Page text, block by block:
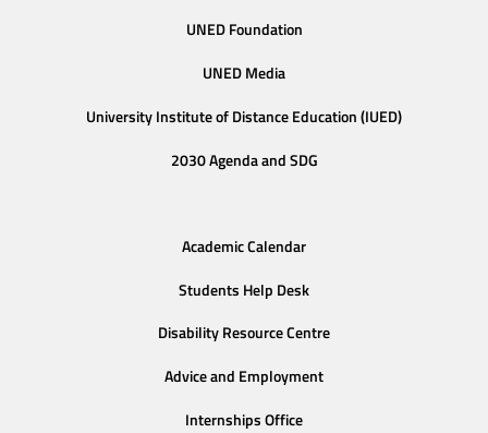
UNED Foundation
UNED Media
University Institute of Distance Education (IUED)
2030 Agenda and SDG
Academic Calendar
Students Help Desk
Disability Resource Centre
Advice and Employment
Internships Office